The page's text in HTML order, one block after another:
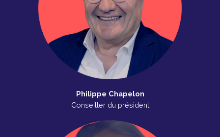
Philippe Chapelon
Conseiller du président